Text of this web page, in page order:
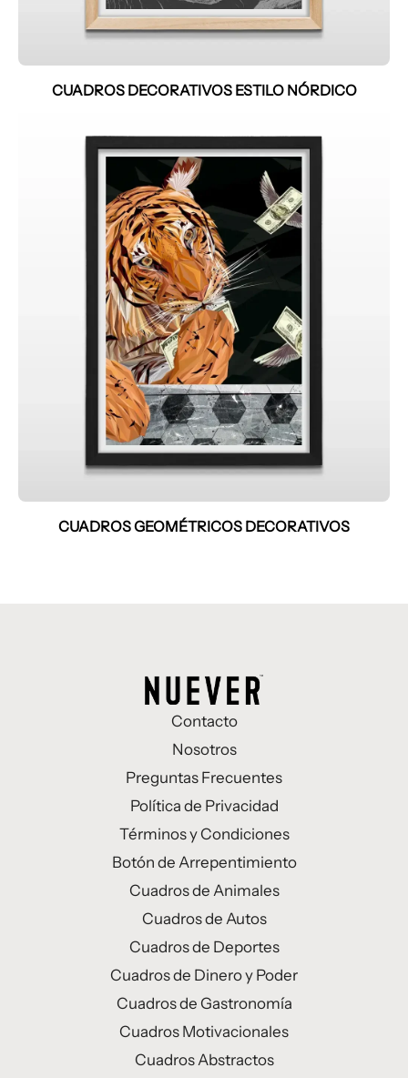
CUADROS DECORATIVOS ESTILO NÓRDICO
CUADROS GEOMÉTRICOS DECORATIVOS
Contacto
Nosotros
Preguntas Frecuentes
Política de Privacidad
Términos y Condiciones
Botón de Arrepentimiento
Cuadros de Animales
Cuadros de Autos
Cuadros de Deportes
Cuadros de Dinero y Poder
Cuadros de Gastronomía
Cuadros Motivacionales
Cuadros Abstractos